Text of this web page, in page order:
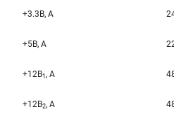
+3.3B, А
+5B, А
+12B1 , A
+12B2, A